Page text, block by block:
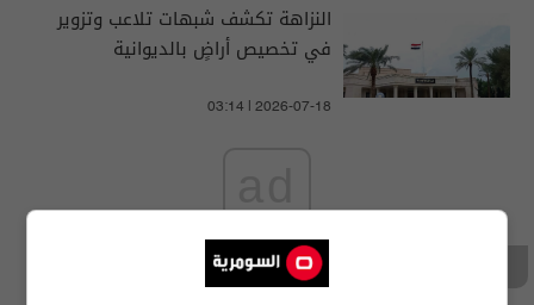
النزاهة تكشف شبهات تلاعب وتزوير
في تخصيص أراضٍ بالديوانية
03:14 | 2026-07-18
يشاركون